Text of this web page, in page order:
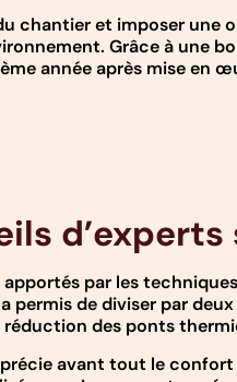
chantier et imposer une
Grâce à une
année après mise en
par les
permis de diviser par
des ponts
avant tout le